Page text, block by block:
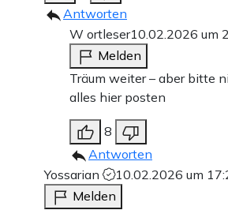
Antworten
W ortleser10.02.2026 um
Melden
Träum weiter – aber bitte
alles hier posten
8
Antworten
Yossarian
10.02.2026 um
Melden